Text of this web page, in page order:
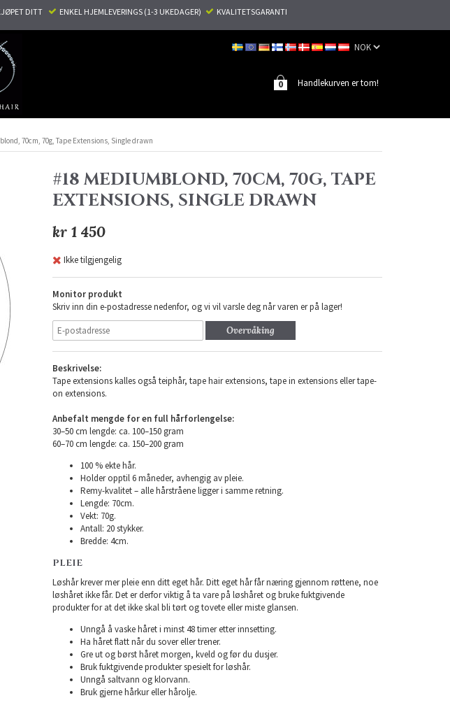
DITT ENKEL HJEMLEVERINGS (1-3 UKEDAGER) KVALITETSGARANTI
Handlekurven er tom!
0
70cm, 70g, Tape Extensions, Single drawn
#18 MEDIUMBLOND, 70CM, 70G, TAPE
EXTENSIONS, SINGLE DRAWN
kr 1 450
Ikke tilgjengelig
Monitor produkt
Skriv inn din e-postadresse nedenfor, og vi vil varsle deg når varen er på lager!
Overvåking
Beskrivelse:
Tape extensions kalles også teiphår, tape hair extensions, tape in extensions eller tape-
on extensions.
Anbefalt mengde for en full hårforlengelse:
30–50 cm lengde: ca. 100–150 gram
60–70 cm lengde: ca. 150–200 gram
100 % ekte hår.
Holder opptil 6 måneder, avhengig av pleie.
Remy-kvalitet – alle hårstråene ligger i samme retning.
Lengde: 70cm.
Vekt: 70g.
Antall: 20 stykker.
Bredde: 4cm.
PLEIE
Løshår krever mer pleie enn ditt eget hår. Ditt eget hår får næring gjennom røttene, noe
løshåret ikke får. Det er derfor viktig å ta vare på løshåret og bruke fuktgivende
produkter for at det ikke skal bli tørt og tovete eller miste glansen.
Unngå å vaske håret i minst 48 timer etter innsetting.
Ha håret flatt når du sover eller trener.
Gre ut og børst håret morgen, kveld og før du dusjer.
Bruk fuktgivende produkter spesielt for løshår.
Unngå saltvann og klorvann.
Bruk gjerne hårkur eller hårolje.